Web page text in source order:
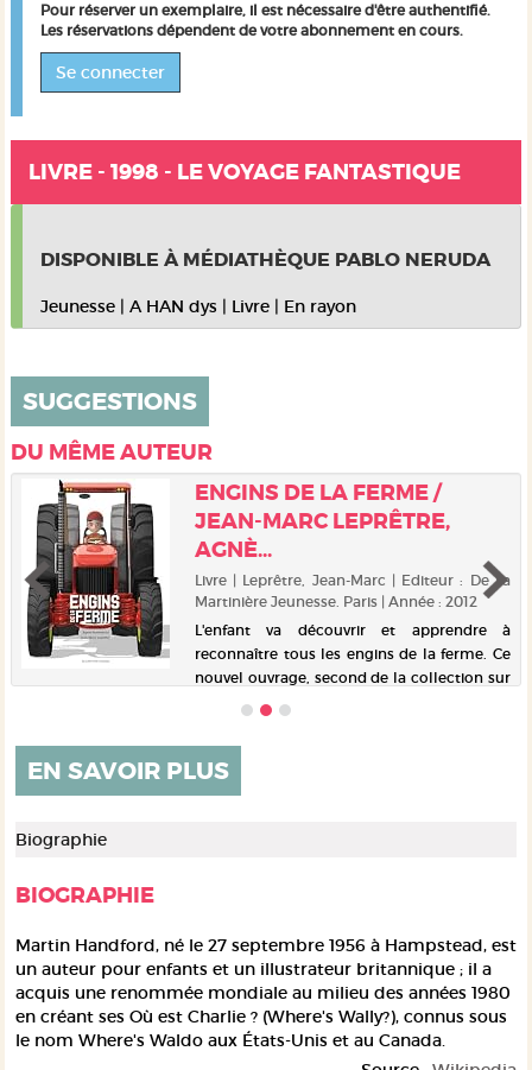
Pour réserver un exemplaire, il est nécessaire d'être authentifié.
Les réservations dépendent de votre abonnement en cours.
Se connecter
LIVRE - 1998 - LE VOYAGE FANTASTIQUE
DISPONIBLE À MÉDIATHÈQUE PABLO NERUDA
Jeunesse | A HAN dys | Livre | En rayon
SUGGESTIONS
DU MÊME AUTEUR
ENGINS DE LA FERME /
JEAN-MARC LEPRÊTRE,
AGNÈ...
Livre | Leprêtre, Jean-Marc | Editeur : De La
Martinière Jeunesse. Paris | Année : 2012
L'enfant va découvrir et apprendre à
reconnaître tous les engins de la ferme. Ce
nouvel ouvrage, second de la collection sur
les engins, propose aux petits entre 3 et 6
volume autour de th...
EN SAVOIR PLUS
Biographie
BIOGRAPHIE
Martin Handford, né le 27 septembre 1956 à Hampstead, est
un auteur pour enfants et un illustrateur britannique ; il a
acquis une renommée mondiale au milieu des années 1980
en créant ses Où est Charlie ? (Where's Wally?), connus sous
le nom Where's Waldo aux États-Unis et au Canada.